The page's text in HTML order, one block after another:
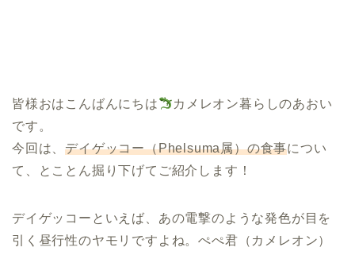
皆様おはこんばんにちは
カメレオン暮らしのあおい
です。
今回は、デイゲッコー（Phelsuma属）の食事につい
て、とことん掘り下げてご紹介します！
デイゲッコーといえば、あの電撃のような発色が目を
引く昼行性のヤモリですよね。ぺぺ君（カメレオン）